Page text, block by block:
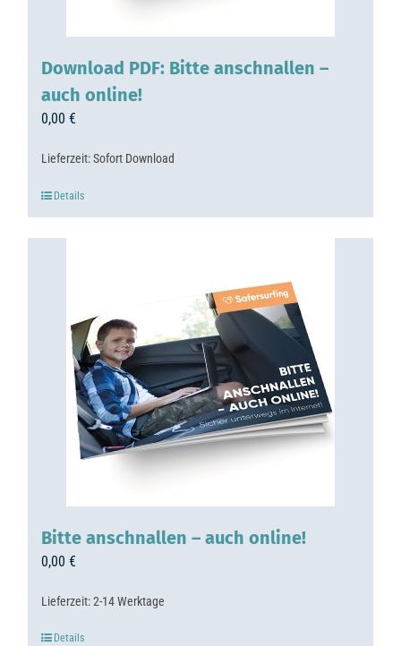
Download PDF: Bitte anschnallen –
auch online!
0,00 €
Lieferzeit:Sofort Download
Details
Bitte anschnallen – auch online!
0,00 €
Lieferzeit:2-14 Werktage
Details